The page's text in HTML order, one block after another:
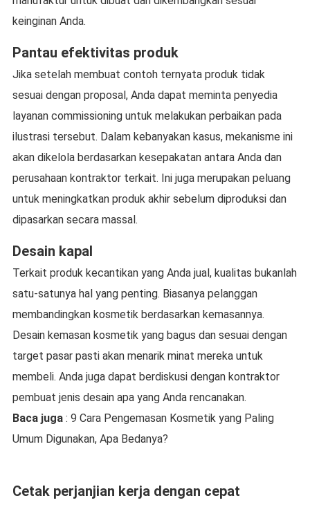
keinginan Anda.
Pantau efektivitas produk
Jika setelah membuat contoh ternyata produk tidak
sesuai dengan proposal, Anda dapat meminta penyedia
layanan commissioning untuk melakukan perbaikan pada
ilustrasi tersebut. Dalam kebanyakan kasus, mekanisme ini
akan dikelola berdasarkan kesepakatan antara Anda dan
perusahaan kontraktor terkait. Ini juga merupakan peluang
untuk meningkatkan produk akhir sebelum diproduksi dan
dipasarkan secara massal.
Desain kapal
Terkait produk kecantikan yang Anda jual, kualitas bukanlah
satu-satunya hal yang penting. Biasanya pelanggan
membandingkan kosmetik berdasarkan kemasannya.
Desain kemasan kosmetik yang bagus dan sesuai dengan
target pasar pasti akan menarik minat mereka untuk
membeli. Anda juga dapat berdiskusi dengan kontraktor
pembuat jenis desain apa yang Anda rencanakan.
Baca juga: 9 Cara Pengemasan Kosmetik yang Paling
Umum Digunakan, Apa Bedanya?
Cetak perjanjian kerja dengan cepat